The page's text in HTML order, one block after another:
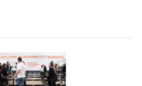
Geneva 2026